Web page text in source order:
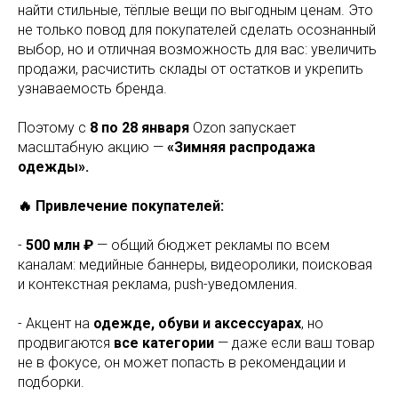
найти стильные, тёплые вещи по выгодным ценам. Это
не только повод для покупателей сделать осознанный
выбор, но и отличная возможность для вас: увеличить
продажи, расчистить склады от остатков и укрепить
узнаваемость бренда.
Поэтому с 8 по 28 января Ozon запускает
масштабную акцию — «Зимняя распродажа
одежды».
🔥 Привлечение покупателей:
- 500 млн ₽ — общий бюджет рекламы по всем
каналам: медийные баннеры, видеоролики, поисковая
и контекстная реклама, push-уведомления.
- Акцент на одежде, обуви и аксессуарах, но
продвигаются все категории — даже если ваш товар
не в фокусе, он может попасть в рекомендации и
подборки.